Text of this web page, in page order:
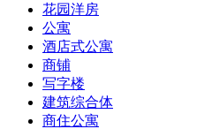
花园洋房
公寓
酒店式公寓
商铺
写字楼
建筑综合体
商住公寓